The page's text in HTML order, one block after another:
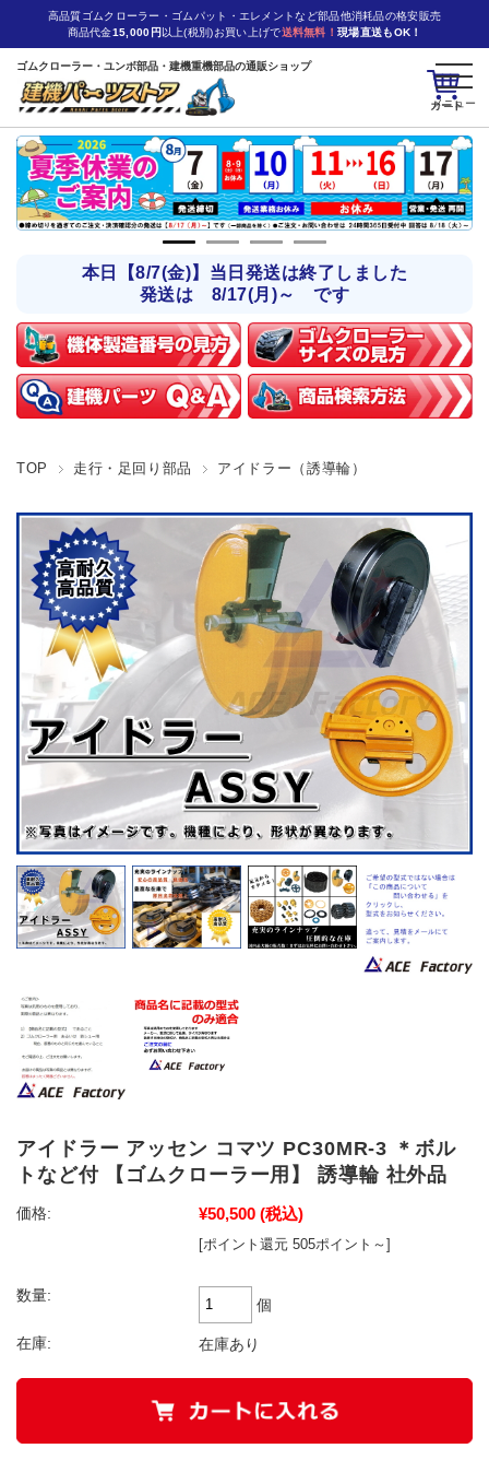
カート
高品質ゴムクローラー・ゴムパット・エレメントなど部品他消耗品の格安販売
商品代金15,000円 以上(税別)お買い上げで送料無料！ 現場直送もOK！
ゴムクローラー・ユンボ部品・建機重機部品の通販ショップ
本日【8/7(金)】当日発送は終了しました
発送は 8/17(月)～ です
TOP 走行・足回り部品 アイドラー（誘導輪）
アイドラー アッセン コマツ PC30MR-3 ＊ボル
トなど付 【ゴムクローラー用】 誘導輪 社外品
価格: ¥50,500 (税込)
[ポイント還元 505ポイント～]
数量:
個
在庫: 在庫あり